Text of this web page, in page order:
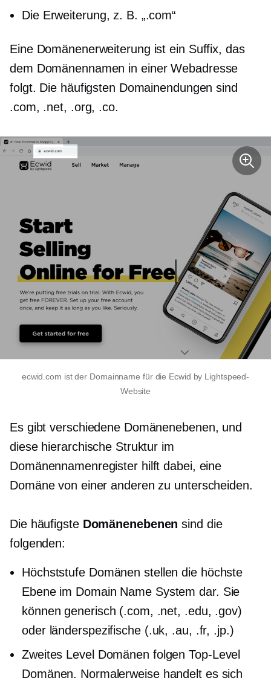
Die Erweiterung, z. B. „.com“
Eine Domänenerweiterung ist ein Suffix, das
dem Domänennamen in einer Webadresse
folgt. Die häufigsten Domainendungen sind
.com, .net, .org, .co.
ecwid.com ist der Domainname für die Ecwid by Lightspeed-
Website
Es gibt verschiedene Domänenebenen, und
diese hierarchische Struktur im
Domänennamenregister hilft dabei, eine
Domäne von einer anderen zu unterscheiden.
Die häufigste Domänenebenen sind die
folgenden:
HöchststufeDomänen stellen die höchste
Ebene im Domain Name System dar. Sie
können generisch (.com, .net, .edu, .gov)
oder länderspezifische(.uk, .au, .fr, .jp.)
Zweites LevelDomänen folgenTop-Level
Domänen. Normalerweise handelt es sich